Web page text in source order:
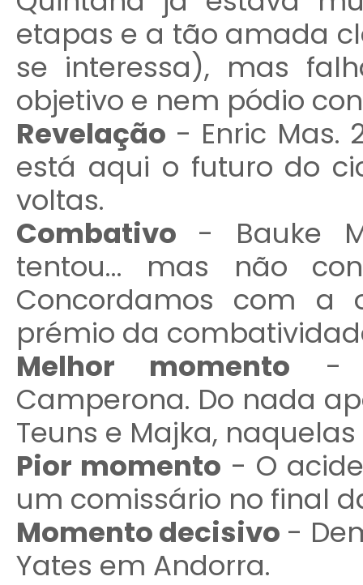
etapas e a tão amada
se interessa), mas
objetivo e nem pódio
Revelação - Enric Mas.
está aqui o futuro do
voltas.
Combativo - Bauke
tentou... mas não
Concordamos com a
prémio da
Melhor momento -
Camperona. Do nada
Teuns e Majka,
Pior momento - O
um comissário no final
Momento decisivo -
Yates em Andorra.